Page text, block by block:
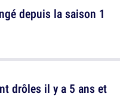
depuis la saison 1
drôles il y a 5 ans et